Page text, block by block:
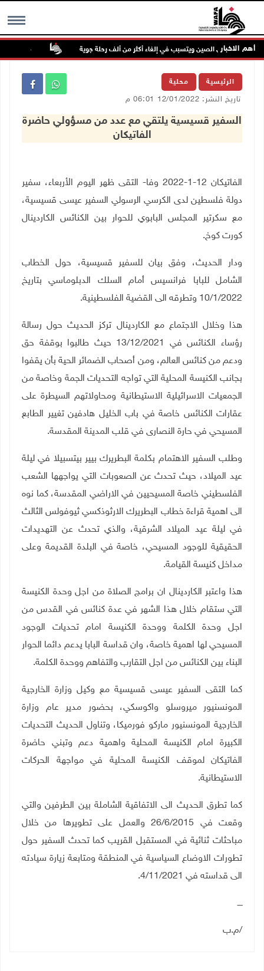
MENU أهم الاخبار
يضرب شرق الصين ويتسبب في إلغاء أكثر من ألف رحلة جوية مصابون
الرئيسية محلية
تاريخ النشر: 12/01/2022 06:01 م
السفير قسيسية يلتقي مع عدد من مسؤولي حاضرة
الفاتيكان
الفاتيكان 12-1-2022 وفا- التقى ظهر اليوم الأربعاء، سفير
دولة فلسطين لدى الكرسي الرسولي السفير عيسى قسيسية،
مع سكرتير المجلس البابوي للحوار بين الكنائس الكاردينال
كورت كوخ.
ودار الحديث، وفق بيان للسفير قسيسية، حول الخطاب
الشامل للبابا فرانسيس أمام السلك الدبلوماسي بتاريخ
10/1/2022 وتطرقه الى القضية الفلسطينية.
هذا وخلال الاجتماع مع الكاردينال تركز الحديث حول رسالة
رؤساء الكنائس في 13/12/2021 حيث طالبوا بوقفة حق
ودعم من كنائس العالم، ومن أصحاب الضمائر الحية بأن يقفوا
بجانب الكنيسة المحلية التي تواجه التحديات الجمة وخاصة من
الجمعيات الاسرائيلية الاستيطانية ومحاولاتهم السيطرة على
عقارات الكنائس خاصة في باب الخليل هادفين تغيير الطابع
المسيحي في حارة النصارى في قلب المدينة المقدسة.
وطلب السفير الاهتمام بكلمة البطريرك بيير بيتسبيلا في ليلة
عيد الميلاد، حيث تحدث عن الصعوبات التي يواجهها الشعب
الفلسطيني خاصة المسيحيين في الاراضي المقدسة، كما نوه
الى اهمية قراءة خطاب البطريرك الارثوذكسي ثيوفولس الثالث
في ليلة عيد الميلاد الشرقية، والذي تحدث عن التهديدات
الحقيقية للوجود المسيحي، خاصة في البلدة القديمة وعلى
مداخل كنيسة القيامة.
هذا واعتبر الكاردينال ان برامج الصلاة من اجل وحدة الكنيسة
التي ستقام خلال هذا الشهر في عدة كنائس في القدس من
اجل وحدة الكلمة ووحدة الكنيسة امام تحديات الوجود
المسيحي لها اهمية خاصة، وان قداسة البابا يدعم دائما الحوار
البناء بين الكنائس من اجل التقارب والتفاهم ووحدة الكلمة.
كما التقى السفير عيسى قسيسية مع وكيل وزارة الخارجية
المونسنيور ميروسلو واكوسكي، بحضور مدير عام وزارة
الخارجية المونسنيور ماركو فورميكا، وتناول الحديث التحديات
الكبيرة امام الكنيسة المحلية واهمية دعم وتبني حاضرة
الفاتيكان لموقف الكنيسة المحلية في مواجهة الحركات
الاستيطانية.
كما تطرق الحديث الى الاتفاقية الشاملة بين الطرفين والتي
وقعت في 26/6/2015 والعمل على تطويرها من خلال
مباحثات ثنائية في المستقبل القريب كما تحدث السفير حول
تطورات الاوضاع السياسية في المنطقة ومتابعة زيارة سيادته
الى قداسته في 4/11/2021.
ــــ
/م.ب